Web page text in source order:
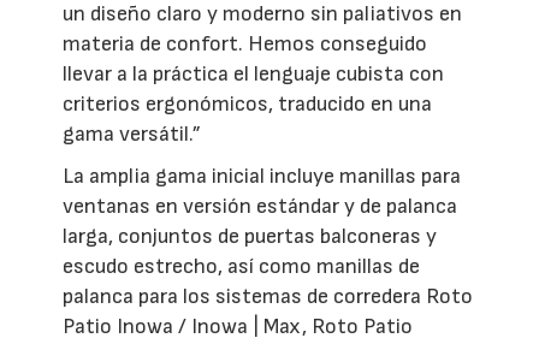
un diseño claro y moderno sin paliativos en
materia de confort. Hemos conseguido
llevar a la práctica el lenguaje cubista con
criterios ergonómicos, traducido en una
gama versátil.”
La amplia gama inicial incluye manillas para
ventanas en versión estándar y de palanca
larga, conjuntos de puertas balconeras y
escudo estrecho, así como manillas de
palanca para los sistemas de corredera Roto
Patio Inowa / Inowa | Max, Roto Patio